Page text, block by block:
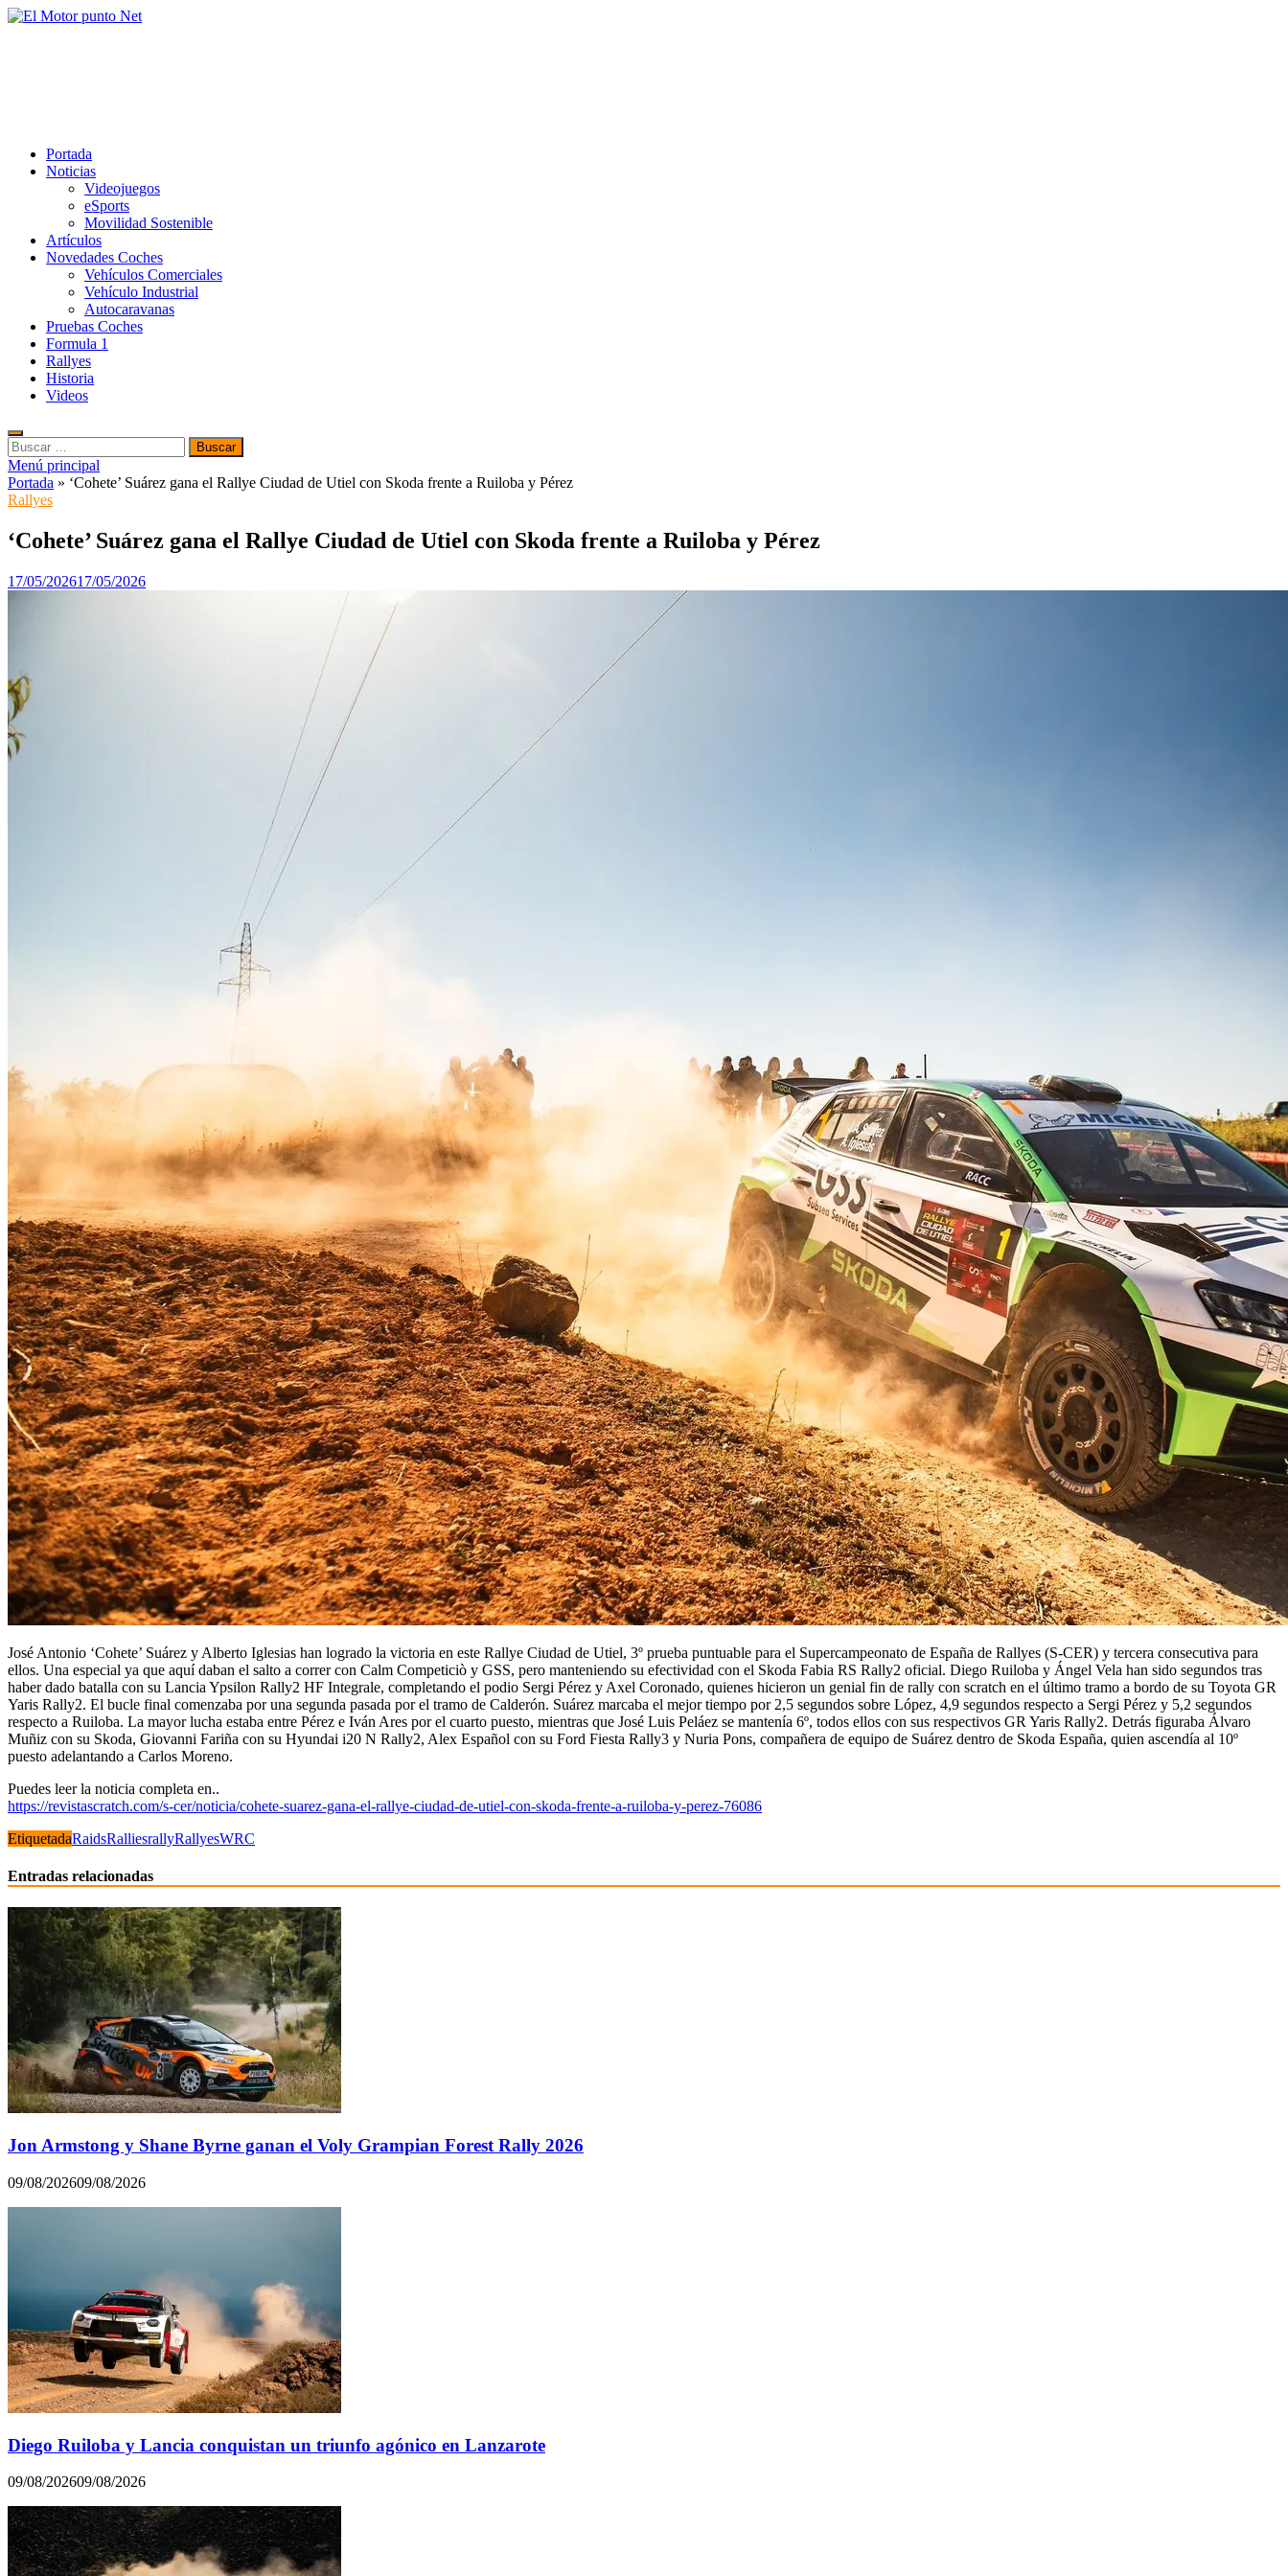
Saltar
Portada
Noticias
Videojuegos
eSports
Movilidad Sostenible
Artículos
Novedades Coches
Vehículos Comerciales
Vehículo Industrial
Autocaravanas
Pruebas Coches
Formula 1
Rallyes
Historia
Videos
Buscar:
Menú principal
Portada » ‘Cohete’ Suárez gana el Rallye Ciudad de Utiel con Skoda frente a Ruiloba y Pérez
Rallyes
‘Cohete’ Suárez gana el Rallye Ciudad de Utiel con Skoda frente a Ruiloba y Pérez
17/05/202617/05/2026
José Antonio ‘Cohete’ Suárez y Alberto Iglesias han logrado la victoria en este Rallye Ciudad de Utiel, 3º prueba puntuable para el Supercampeonato de España de Rallyes (S-CER) y tercera consecutiva para
ellos. Una especial ya que aquí daban el salto a correr con Calm Competiciò y GSS, pero manteniendo su efectividad con el Skoda Fabia RS Rally2 oficial. Diego Ruiloba y Ángel Vela han sido segundos tras
haber dado batalla con su Lancia Ypsilon Rally2 HF Integrale, completando el podio Sergi Pérez y Axel Coronado, quienes hicieron un genial fin de rally con scratch en el último tramo a bordo de su Toyota GR
Yaris Rally2. El bucle final comenzaba por una segunda pasada por el tramo de Calderón. Suárez marcaba el mejor tiempo por 2,5 segundos sobre López, 4,9 segundos respecto a Sergi Pérez y 5,2 segundos
respecto a Ruiloba. La mayor lucha estaba entre Pérez e Iván Ares por el cuarto puesto, mientras que José Luis Peláez se mantenía 6º, todos ellos con sus respectivos GR Yaris Rally2. Detrás figuraba Álvaro
Muñiz con su Skoda, Giovanni Fariña con su Hyundai i20 N Rally2, Alex Español con su Ford Fiesta Rally3 y Nuria Pons, compañera de equipo de Suárez dentro de Skoda España, quien ascendía al 10º
puesto adelantando a Carlos Moreno.
Puedes leer la noticia completa en..
https://revistascratch.com/s-cer/noticia/cohete-suarez-gana-el-rallye-ciudad-de-utiel-con-skoda-frente-a-ruiloba-y-perez-76086
EtiquetadaRaidsRalliesrallyRallyesWRC
Entradas relacionadas
Jon Armstong y Shane Byrne ganan el Voly Grampian Forest Rally 2026
09/08/202609/08/2026
Diego Ruiloba y Lancia conquistan un triunfo agónico en Lanzarote
09/08/202609/08/2026